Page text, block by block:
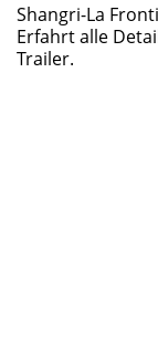
Shangri-La
Erfahrt alle
Trailer.